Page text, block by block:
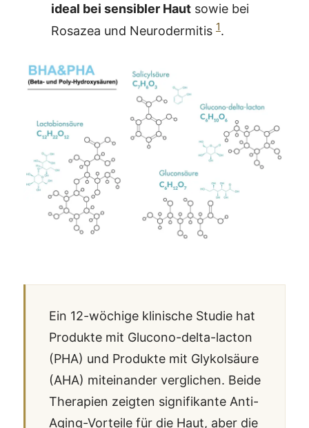
ideal bei sensibler Haut sowie bei
Rosazea und Neurodermitis 1.
Ein 12-wöchige klinische Studie hat
Produkte mit Glucono-delta-lacton
(PHA) und Produkte mit Glykolsäure
(AHA) miteinander verglichen. Beide
Therapien zeigten signifikante Anti-
Aging-Vorteile für die Haut, aber die